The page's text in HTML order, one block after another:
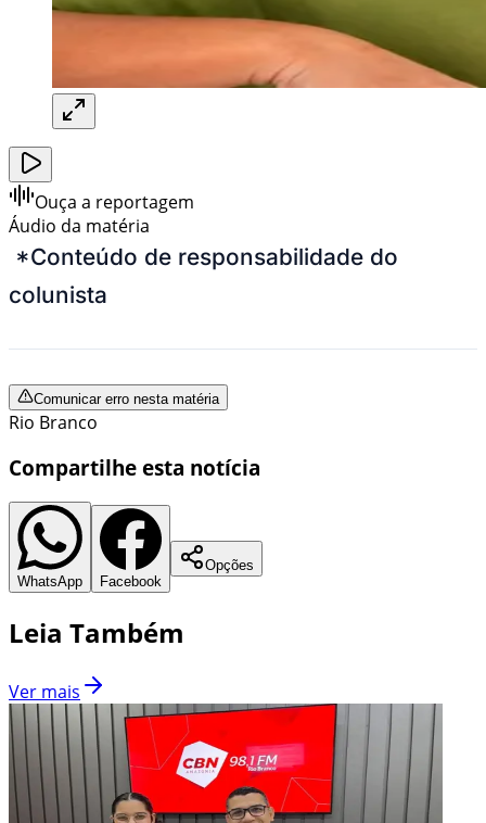
Ouça a reportagem
Áudio da matéria
*Conteúdo de responsabilidade do
colunista
Comunicar erro nesta matéria
Rio Branco
Compartilhe esta notícia
WhatsApp Facebook
Opções
Leia Também
Ver mais